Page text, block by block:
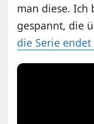
man diese. Ich
gespannt, die
die Serie